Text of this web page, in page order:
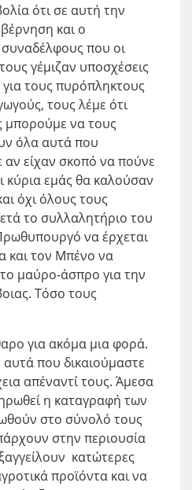
ότι σε αυτή την
και ο
που οι
γέμιζαν υποσχέσεις
για τους πυρόπληκτους
τους λέμε ότι
μπορούμε να τους
όλα αυτά που
αν είχαν σκοπό να πούνε
κύρια εμάς θα καλούσαν
όχι όλους τους
το συλλαλητήριο του
να έρχεται
και τον Μπένο να
μαύρο-άσπρο για την
Τόσο τους
για ακόμα μια φορά.
που δικαιούμαστε
απέναντί τους. Άμεσα
η καταγραφή των
στο σύνολό τους
στην περιουσία
κατώτερες
προϊόντα και να